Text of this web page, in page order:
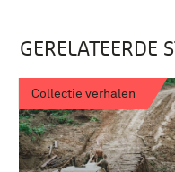
GERELATEERDE
Collectie verhalen